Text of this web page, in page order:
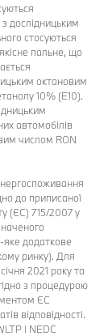
дослідницьким
стосуються
пальне, що
октановим
10% (E10).
автомобілів
числом RON
до приписаної
(ЄС) 715/2007 у
яке додаткове
ринку). Для
2021 року та
з процедурою
ЄС
відповідності.
і NEDC